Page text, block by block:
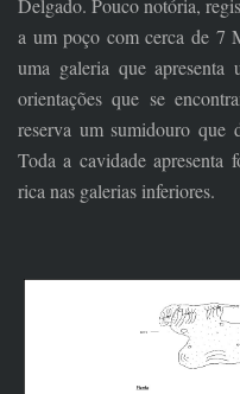
a um poço com cerca de 7
uma galeria que apresenta
orientações que se
reserva um sumidouro que
Toda a cavidade apresenta
rica nas galerias inferiores.